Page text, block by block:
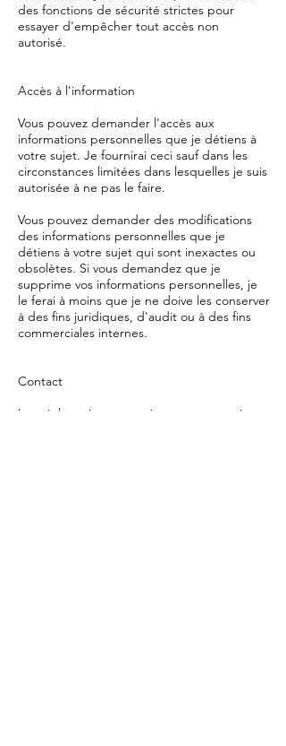
des fonctions de sécurité strictes pour
essayer d'empêcher tout accès non
autorisé.
Accès à l'information
Vous pouvez demander l'accès aux
informations personnelles que je détiens à
votre sujet. Je fournirai ceci sauf dans les
circonstances limitées dans lesquelles je suis
autorisée à ne pas le faire.
Vous pouvez demander des modifications
des informations personnelles que je
détiens à votre sujet qui sont inexactes ou
obsolètes. Si vous demandez que je
supprime vos informations personnelles, je
le ferai à moins que je ne doive les conserver
à des fins juridiques, d'audit ou à des fins
commerciales internes.
Contact
Les réclamations, questions, commentaires